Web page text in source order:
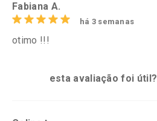
Fabiana A.
há 3 semanas
otimo !!!
esta avaliação foi útil?